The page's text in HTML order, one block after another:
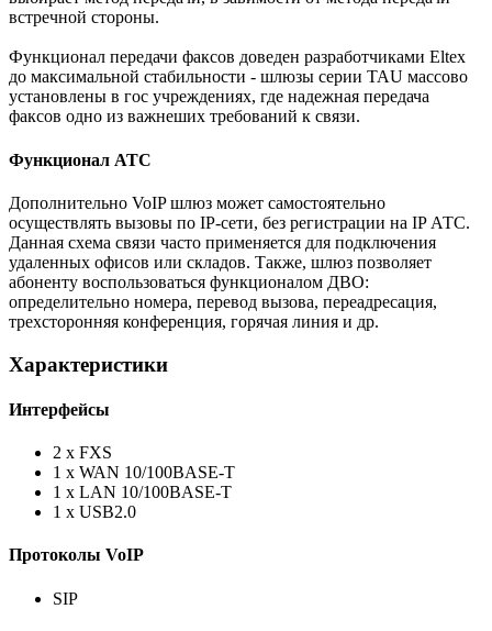
встречной стороны.
Функционал передачи факсов доведен разработчиками Eltex
до максимальной стабильности - шлюзы серии TAU массово
установлены в гос учреждениях, где надежная передача
факсов одно из важнеших требований к связи.
Функционал АТС
Дополнительно VoIP шлюз может самостоятельно
осуществлять вызовы по IP-сети, без регистрации на IP АТС.
Данная схема связи часто применяется для подключения
удаленных офисов или складов. Также, шлюз позволяет
абоненту воспользоваться функционалом ДВО:
определительно номера, перевод вызова, переадресация,
трехсторонняя конференция, горячая линия и др.
Характеристики
Интерфейсы
2 х FXS
1 х WAN 10/100BASE-T
1 х LAN 10/100BASE-T
1 х USB2.0
Протоколы VoIP
SIP